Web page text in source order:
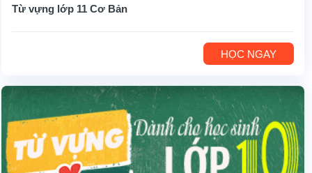
Từ vựng lớp 11 Cơ Bản
HỌC NGAY